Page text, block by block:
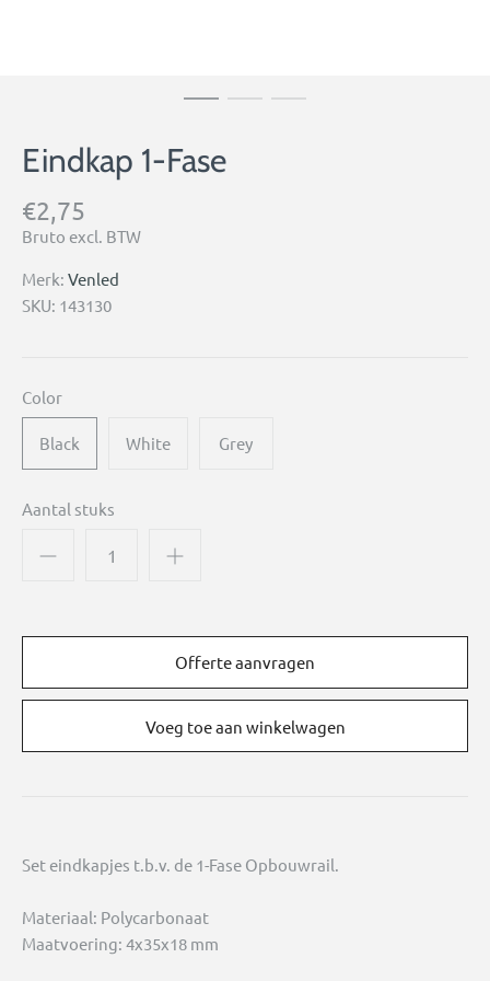
Eindkap 1-Fase
€2,75
Bruto excl. BTW
Merk: Venled
SKU: 143130
Color
Black White Grey
Aantal stuks
Offerte aanvragen
Set eindkapjes t.b.v. de 1-Fase Opbouwrail.
Materiaal: Polycarbonaat
Maatvoering: 4x35x18 mm